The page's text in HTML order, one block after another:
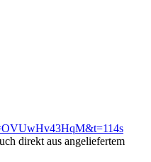
direkt aus angeliefertem